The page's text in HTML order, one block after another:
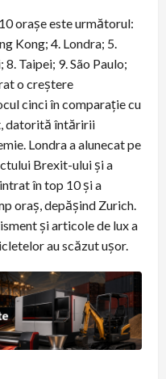
orașe este următorul:
Kong; 4. Londra; 5.
Taipei; 9. São Paulo;
o creștere
cinci în comparație cu
datorită întăririi
Londra a alunecat pe
Brexit-ului și a
în top 10 și a
oraș, depășind Zurich.
și articole de lux a
au scăzut ușor.